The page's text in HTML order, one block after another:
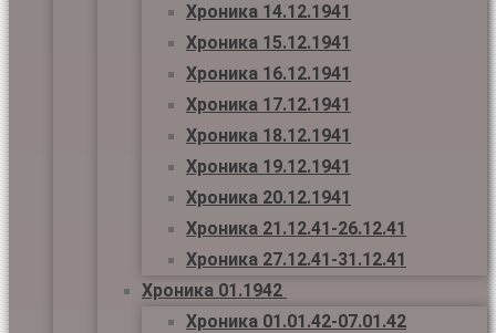
Хроника 14.12.1941
Хроника 15.12.1941
Хроника 16.12.1941
Хроника 17.12.1941
Хроника 18.12.1941
Хроника 19.12.1941
Хроника 20.12.1941
Хроника 21.12.41-26.12.41
Хроника 27.12.41-31.12.41
Хроника 01.1942
Хроника 01.01.42-07.01.42